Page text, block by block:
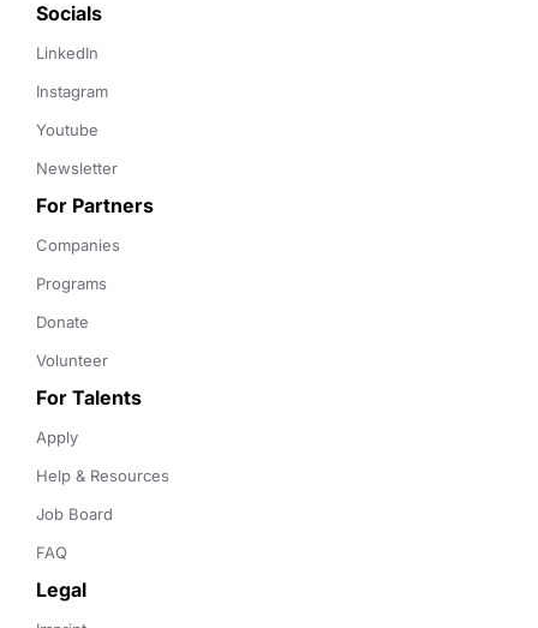
Socials
LinkedIn
Instagram
Youtube
Newsletter
For Partners
Companies
Programs
Donate
Volunteer
For Talents
Apply
Help & Resources
Job Board
FAQ
Legal